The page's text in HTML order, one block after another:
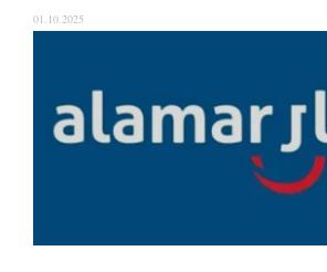
01.10.2025